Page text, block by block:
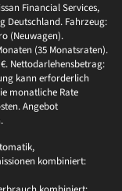
Financial Services,
Deutschland. Fahrzeug:
(Neuwagen).
(35 Monatsraten).
Nettodarlehensbetrag:
kann erforderlich
monatliche Rate
Angebot
kombiniert: